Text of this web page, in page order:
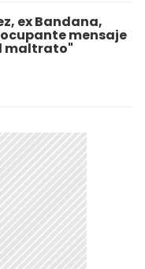
ex Bandana,
mensaje
maltrato"